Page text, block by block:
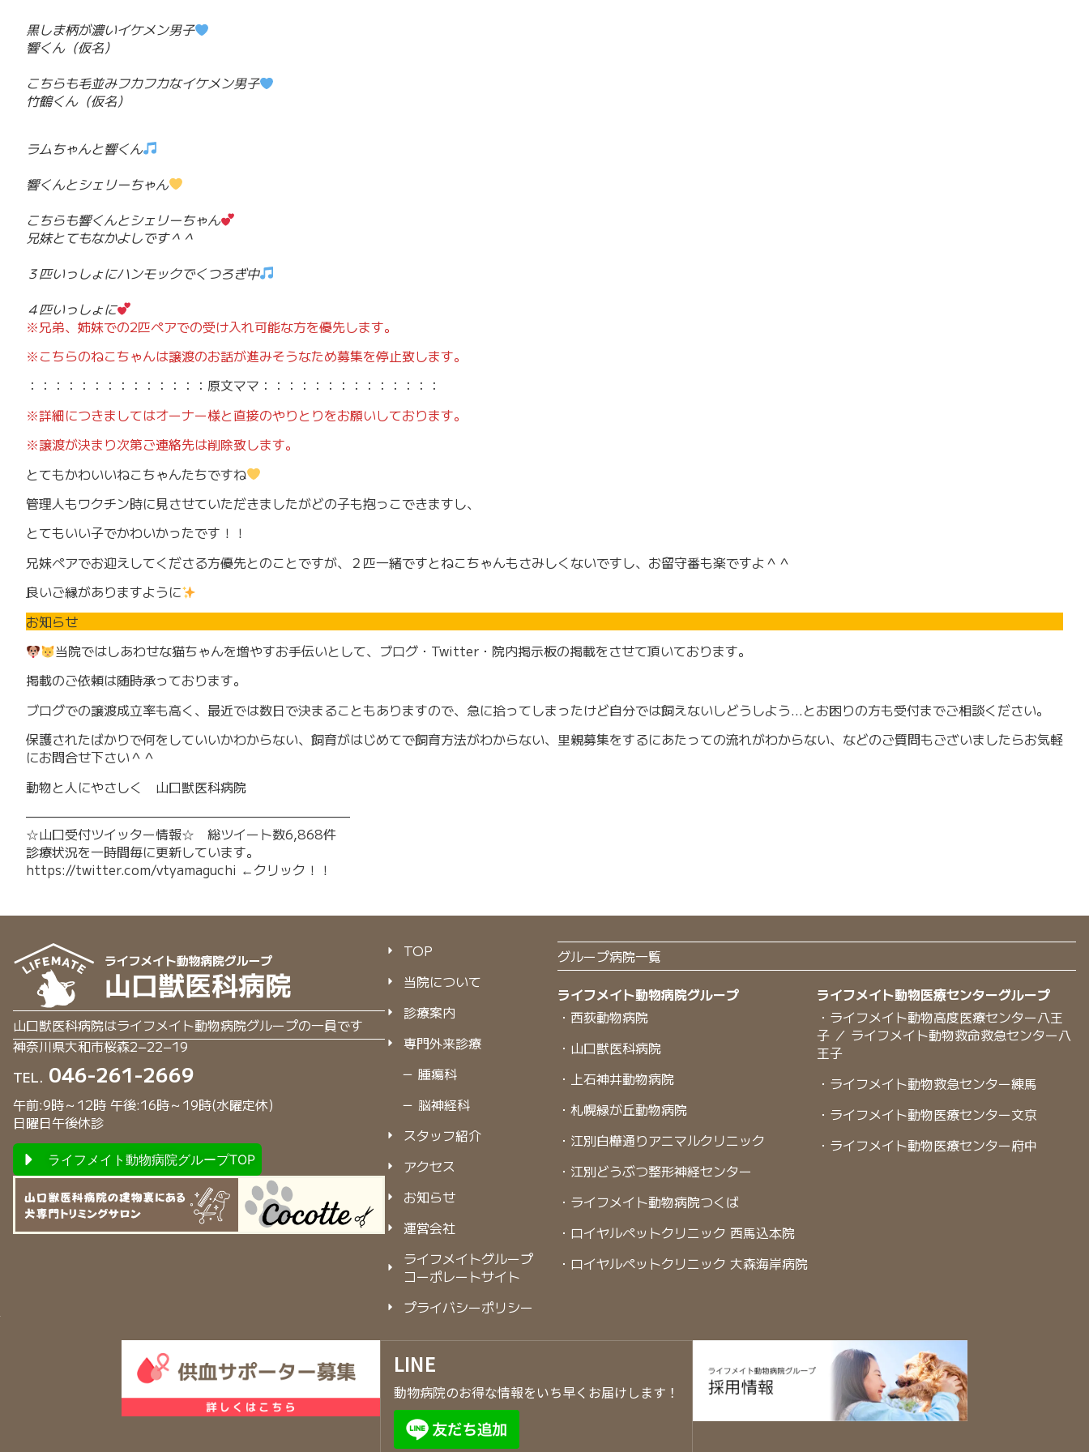
黒しま柄が濃いイケメン男子
響くん（仮名）
こちらも毛並みフカフカなイケメン男子
竹鶴くん（仮名）
ラムちゃんと響くん
響くんとシェリーちゃん
こちらも響くんとシェリーちゃん
兄妹とてもなかよしです＾＾
３匹いっしょにハンモックでくつろぎ中
４匹いっしょに
※兄弟、姉妹での2匹ペアでの受け入れ可能な方を優先します。
※こちらのねこちゃんは譲渡のお話が進みそうなため募集を停止致します。
：：：：：：：：：：：：：：原文ママ：：：：：：：：：：：：：：
※詳細につきましてはオーナー様と直接のやりとりをお願いしております。
※譲渡が決まり次第ご連絡先は削除致します。
とてもかわいいねこちゃんたちですね
管理人もワクチン時に見させていただきましたがどの子も抱っこできますし、
とてもいい子でかわいかったです！！
兄妹ペアでお迎えしてくださる方優先とのことですが、２匹一緒ですとねこちゃんもさみしくないですし、お留守番も楽ですよ＾＾
良いご縁がありますように
お知らせ
当院ではしあわせな猫ちゃんを増やすお手伝いとして、ブログ・Twitter・院内掲示板の掲載をさせて頂いております。
掲載のご依頼は随時承っております。
ブログでの譲渡成立率も高く、最近では数日で決まることもありますので、急に拾ってしまったけど自分では飼えないしどうしよう…とお困りの方も受付までご相談ください。
保護されたばかりで何をしていいかわからない、飼育がはじめてで飼育方法がわからない、里親募集をするにあたっての流れがわからない、などのご質問もございましたらお気軽
にお問合せ下さい＾＾
動物と人にやさしく 山口獣医科病院
—————————————————————————
☆山口受付ツイッター情報☆ 総ツイート数6,868件
診療状況を一時間毎に更新しています。
https://twitter.com/vtyamaguchi ←クリック！！
山口獣医科病院はライフメイト動物病院グループの一員です
神奈川県大和市桜森2−22−19
TEL. 046-261-2669
午前:9時～12時 午後:16時～19時(水曜定休)
日曜日午後休診
ライフメイト動物病院グループTOP
TOP
当院について
診療案内
専門外来診療
－ 腫瘍科
－ 脳神経科
スタッフ紹介
アクセス
お知らせ
運営会社
ライフメイトグループ
コーポレートサイト
プライバシーポリシー
グループ病院一覧
ライフメイト動物病院グループ
・西荻動物病院
・山口獣医科病院
・上石神井動物病院
・札幌緑が丘動物病院
・江別白樺通りアニマルクリニック
・江別どうぶつ整形神経センター
・ライフメイト動物病院つくば
・ロイヤルペットクリニック 西馬込本院
・ロイヤルペットクリニック 大森海岸病院
ライフメイト動物医療センターグループ
・ライフメイト動物高度医療センター八王
子 ／ ライフメイト動物救命救急センター八
王子
・ライフメイト動物救急センター練馬
・ライフメイト動物医療センター文京
・ライフメイト動物医療センター府中
LINE
動物病院のお得な情報をいち早くお届けします！